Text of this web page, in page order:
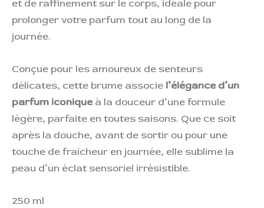
et de raffinement sur le corps, idéale pour
prolonger votre parfum tout au long de la
journée.
Conçue pour les amoureux de senteurs
délicates, cette brume associe l’élégance d’un
parfum iconique à la douceur d’une formule
légère, parfaite en toutes saisons. Que ce soit
après la douche, avant de sortir ou pour une
touche de fraîcheur en journée, elle sublime la
peau d’un éclat sensoriel irrésistible.
250 ml